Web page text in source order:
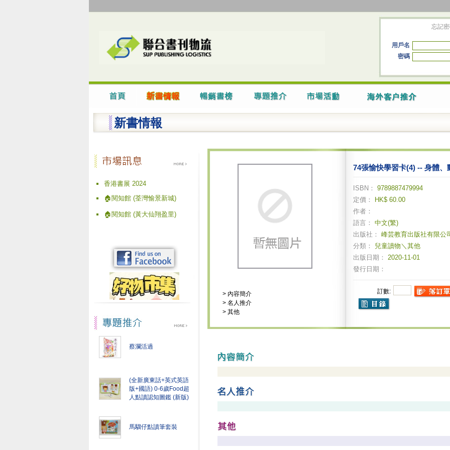
忘記
用戶名
密碼
新書情報
香港書展 2024
🏠閱知館 (荃灣愉景新城)
🏠閱知館 (黃大仙翔盈里)
蔡瀾活過
(全新廣東話+英式英語
版+國語) 0-6歲Food超
人點讀認知圖鑑 (新版)
馬騮仔點讀筆套裝
> 內容簡介
> 名人推介
> 其他
74張愉快學習卡(4) -- 身體、
ISBN： 9789887479994
定價：
HK$ 60.00
作者：
語言： 中文(繁)
出版社： 峰芸教育出版社有限公
分類： 兒童讀物＼其他
出版日期： 2020-11-01
發行日期：
訂數: